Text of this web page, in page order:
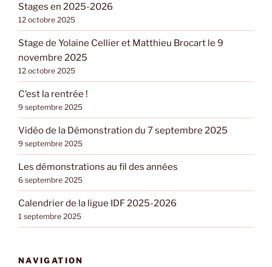
Stages en 2025-2026
12 octobre 2025
Stage de Yolaine Cellier et Matthieu Brocart le 9
novembre 2025
12 octobre 2025
C’est la rentrée !
9 septembre 2025
Vidéo de la Démonstration du 7 septembre 2025
9 septembre 2025
Les démonstrations au fil des années
6 septembre 2025
Calendrier de la ligue IDF 2025-2026
1 septembre 2025
NAVIGATION